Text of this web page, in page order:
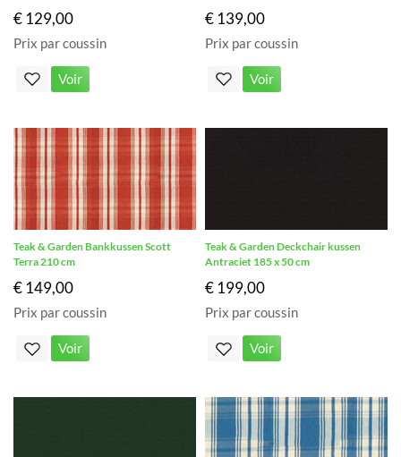
€ 129,00
Prix par coussin
Voir
€ 139,00
Prix par coussin
Voir
Teak & Garden Bankkussen Scott
Terra 210 cm
€ 149,00
Prix par coussin
Voir
Teak & Garden Deckchair kussen
Antraciet 185 x 50 cm
€ 199,00
Prix par coussin
Voir